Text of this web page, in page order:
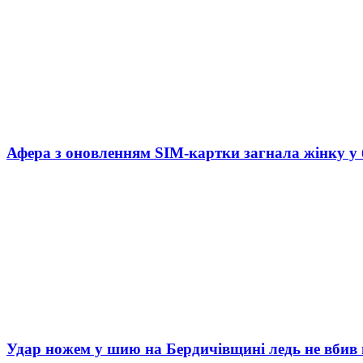
Афера з оновленням SIM-картки загнала жінку у
Удар ножем у шию на Бердичівщині ледь не вбив